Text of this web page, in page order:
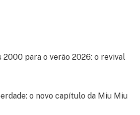
2000 para o verão 2026: o revival
o novo capítulo da Miu Miu